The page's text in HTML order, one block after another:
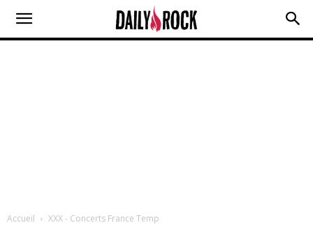
Accueil XXX - Concerts France Temp